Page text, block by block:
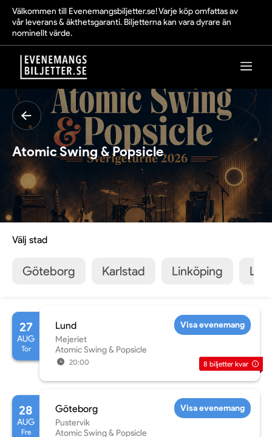
Välkommen till Evenemangsbiljetter.se! Varje köp omfattas av
vår leverans & äkthetsgaranti. Biljetterna kan vara dyrare än
nominellt värde.
Atomic Swing & Popsicle
Välj stad
Göteborg Karlstad Linköping
27
AUG
Tor
Lund
Mejeriet
Atomic Swing & Popsicle
20:00
Visa evenemang
8 biljetter kvar
28
AUG
Fre
Göteborg
Pustervik
Atomic Swing & Popsicle
Visa evenemang